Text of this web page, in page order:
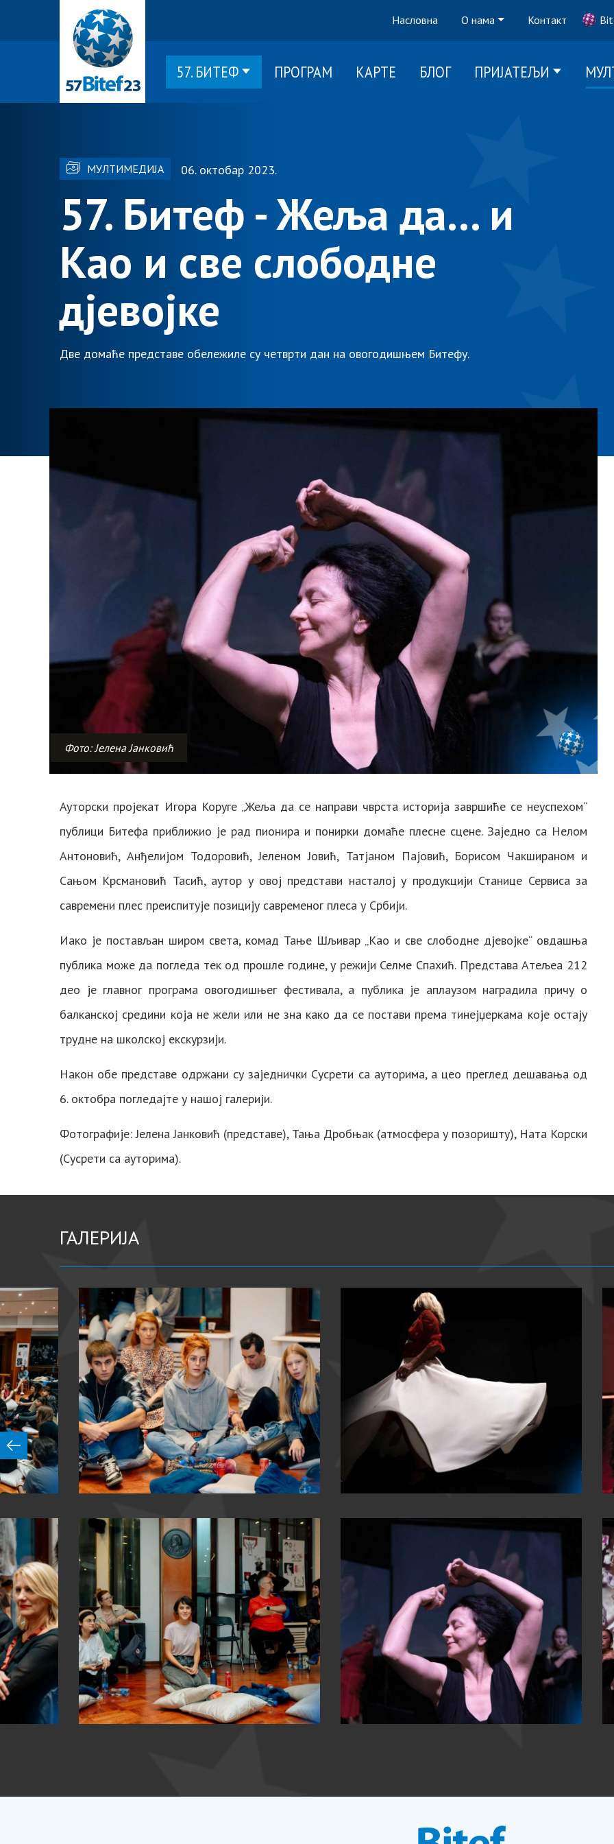
Насловна О нама Контакт
57. БИТЕФ ПРОГРАМ КАРТЕ БЛОГ ПРИЈАТЕЉИ
МУЛТИМЕДИЈА 06. октобар 2023.
57. Битеф - Жеља да... и
Као и све слободне
дјевојке
Две домаће представе обележиле су четврти дан на овогодишњем Битефу.
Фото: Јелена Јанковић
Ауторски пројекат Игора Коруге „Жеља да се направи чврста историја завршиће се неуспехом“
публици Битефа приближио је рад пионира и понирки домаће плесне сцене. Заједно са Нелом
Антоновић, Анђелијом Тодоровић, Јеленом Јовић, Татјаном Пајовић, Борисом Чакшираном и
Сањом Kрсмановић Тасић, аутор у овој представи насталој у продукцији Станице Сервиса за
савремени плес преиспитује позицију савременог плеса у Србији.
Иако је постављан широм света, комад Тање Шљивар „Као и све слободне дјевојке“ овдашња
публика може да погледа тек од прошле године, у режији Селме Спахић. Представа Атељеа 212
део је главног програма овогодишњег фестивала, а публика је аплаузом наградила причу о
балканској средини која не жели или не зна како да се постави према тинејџеркама које остају
трудне на школској екскурзији.
Након обе представе одржани су заједнички Сусрети са ауторима, а цео преглед дешавања од
6. октобра погледајте у нашој галерији.
Фотографије: Јелена Јанковић (представе), Тања Дробњак (атмосфера у позоришту), Ната Корски
(Сусрети са ауторима).
ГАЛЕРИЈА